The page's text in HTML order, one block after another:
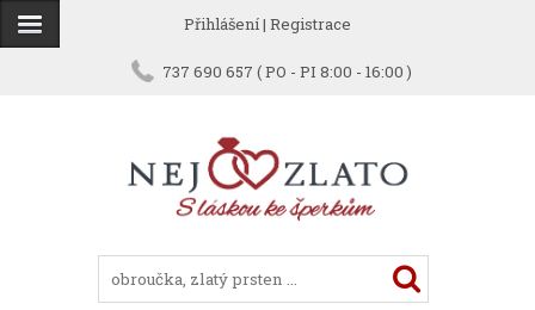
Přihlášení| Registrace
737 690 657 ( PO - PI 8:00 - 16:00 )